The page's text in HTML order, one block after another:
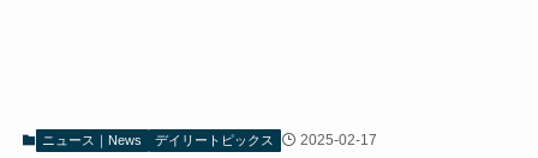
ニュース｜News デイリートピックス 2025-02-17